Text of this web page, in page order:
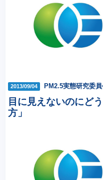
2013/09/04 PM2.5実態研究委
目に見えないのにど
方」